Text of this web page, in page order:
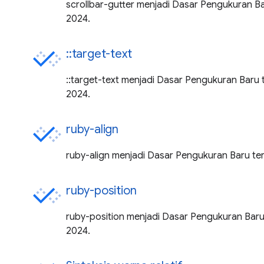
scrollbar-gutter menjadi Dasar Pengukuran
2024.
::target-text
::target-text menjadi Dasar Pengukuran
2024.
ruby-align
ruby-align menjadi Dasar Pengukuran Baru
ruby-position
ruby-position menjadi Dasar Pengukuran
2024.